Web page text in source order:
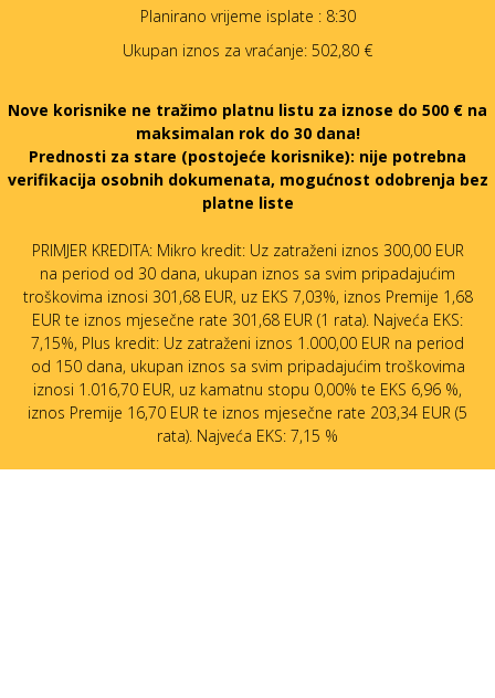
Planirano vrijeme isplate : 8:30
Ukupan iznos za vraćanje: 502,80 €
Nove korisnike ne tražimo platnu listu za iznose do 500 € na
maksimalan rok do 30 dana!
Prednosti za stare (postojeće korisnike): nije potrebna
verifikacija osobnih dokumenata, mogućnost odobrenja bez
platne liste
PRIMJER KREDITA: Mikro kredit: Uz zatraženi iznos 300,00 EUR
na period od 30 dana, ukupan iznos sa svim pripadajućim
troškovima iznosi 301,68 EUR, uz EKS 7,03%, iznos Premije 1,68
EUR te iznos mjesečne rate 301,68 EUR (1 rata). Najveća EKS:
7,15%, Plus kredit: Uz zatraženi iznos 1.000,00 EUR na period
od 150 dana, ukupan iznos sa svim pripadajućim troškovima
iznosi 1.016,70 EUR, uz kamatnu stopu 0,00% te EKS 6,96 %,
iznos Premije 16,70 EUR te iznos mjesečne rate 203,34 EUR (5
rata). Najveća EKS: 7,15 %